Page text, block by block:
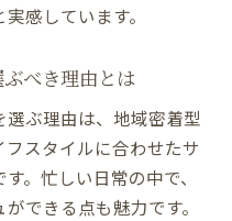
感しています。
べき理由とは
ぶ理由は、地域密着型
スタイルに合わせたサ
。忙しい日常の中で、
できる点も魅力です。